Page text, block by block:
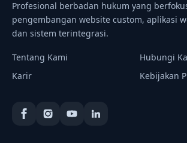
Profesional berbadan hukum yang
pengembangan website custom, aplikasi
dan sistem terintegrasi.
Tentang Kami
Hubungi
Karir
Kebijakan